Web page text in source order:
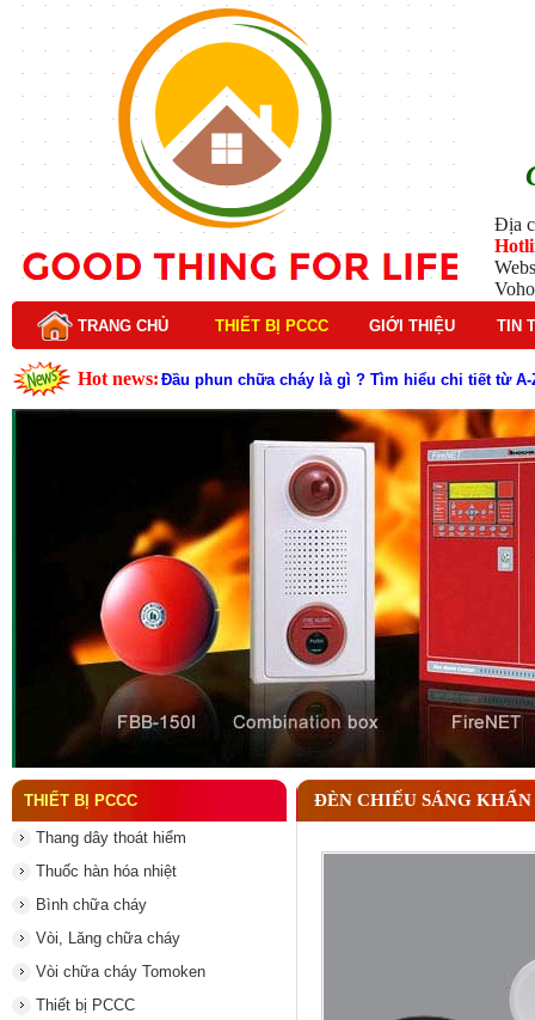
Địa
TRANG CHỦ THIẾT BỊ PCCC GIỚI THIỆU TIN
Hot news: Đầu phun chữa cháy là gì ? Tìm hiểu chi tiết từ A-
Lý do nên chọn hệ thống báo cháy Hochiki cho
Cách kiểm tra và bảo trì hệ thống báo cháy
Cấu tạo và nguyên lý hoạt động của báo cháy
Tìm hiểu chi tiết về hệ thống báo cháy Horing
Các loại thang dây thoát hiểm phổ biến trên thị
Thang dây thoát hiểm có tác dụng gì trong tình
Cấu tạo đầu phun chữa cháy trong hệ thống
Kim thu sét là gì? Cấu tạo, nguyên lý hoạt động
Đầu phun chữa cháy là gì và nguyên lý hoạt động
THIẾT BỊ PCCC
Thang dây thoát hiểm
Thuốc hàn hóa nhiệt
Bình chữa cháy
Vòi, Lăng chữa cháy
Vòi chữa cháy Tomoken
Thiết bị PCCC
ĐÈN CHIẾU SÁNG KHẨN